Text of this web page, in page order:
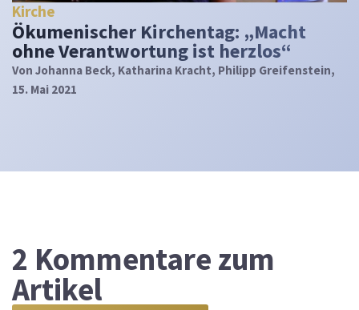
Kirche
Ökumenischer Kirchentag: „Macht
ohne Verantwortung ist herzlos“
Von Johanna Beck, Katharina Kracht, Philipp Greifenstein,
15. Mai 2021
2 Kommentare zum
Artikel